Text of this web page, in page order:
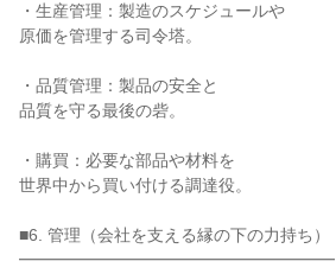
・生産管理：製造のスケジュールや
原価を管理する司令塔。
・品質管理：製品の安全と
品質を守る最後の砦。
・購買：必要な部品や材料を
世界中から買い付ける調達役。
■6. 管理（会社を支える縁の下の力持ち）
━━━━━━━━━━━━━━━━━━━